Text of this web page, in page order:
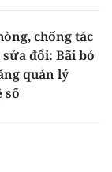
chống tác
đổi: Bãi bỏ
quản lý
số